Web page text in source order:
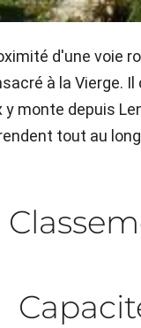
d'une voie
à la Vierge.
y monte depuis
tout au